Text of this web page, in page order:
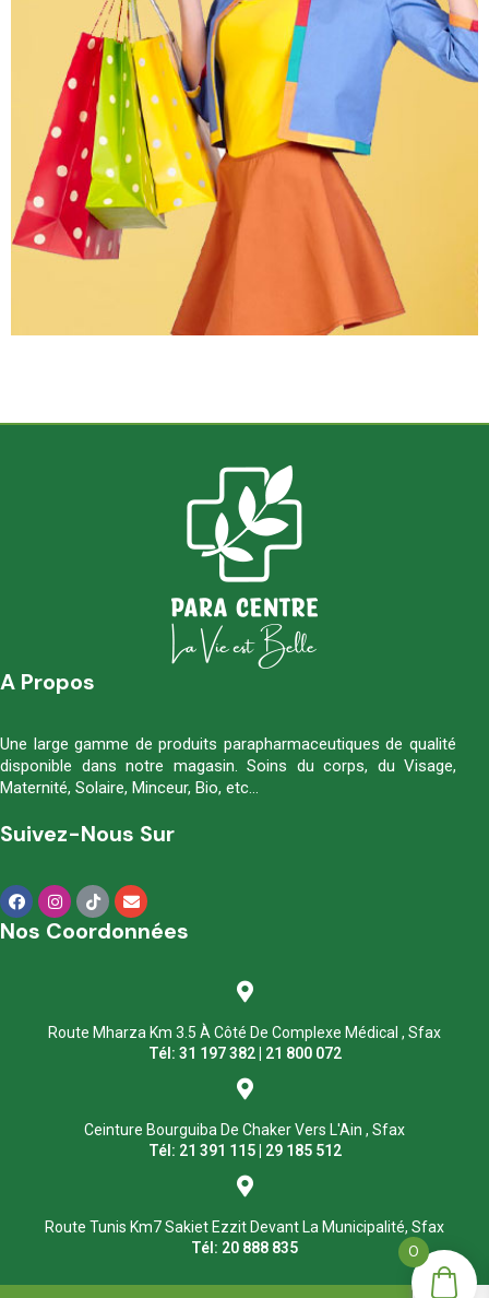
A Propos
Une large gamme de produits parapharmaceutiques de qualité
disponible dans notre magasin. Soins du corps, du Visage,
Maternité, Solaire, Minceur, Bio, etc…
Suivez-Nous Sur
Nos Coordonnées
Route Mharza Km 3.5 À Côté De Complexe Médical , Sfax
Tél: 31 197 382 | 21 800 072
Ceinture Bourguiba De Chaker Vers L'Ain , Sfax
Tél: 21 391 115 | 29 185 512
Route Tunis Km7 Sakiet Ezzit Devant La Municipalité, Sfax
Tél: 20 888 835
0